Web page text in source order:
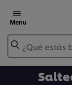
Menu
¿Qué estás